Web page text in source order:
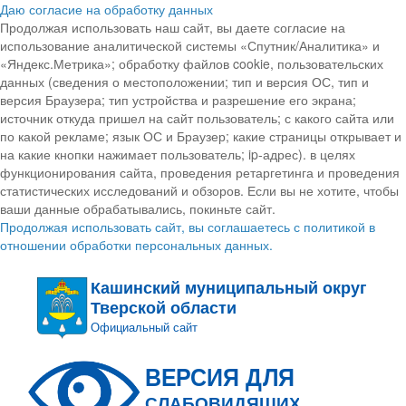
Даю согласие на обработку данных
Продолжая использовать наш сайт, вы даете согласие на
использование аналитической системы «Спутник/Аналитика» и
«Яндекс.Метрика»; обработку файлов cookie, пользовательских
данных (сведения о местоположении; тип и версия ОС, тип и
версия Браузера; тип устройства и разрешение его экрана;
источник откуда пришел на сайт пользователь; с какого сайта или
по какой рекламе; язык ОС и Браузер; какие страницы открывает и
на какие кнопки нажимает пользователь; ip-адрес). в целях
функционирования сайта, проведения ретаргетинга и проведения
статистических исследований и обзоров. Если вы не хотите, чтобы
ваши данные обрабатывались, покиньте сайт.
Продолжая использовать сайт, вы соглашаетесь с политикой в
отношении обработки персональных данных.